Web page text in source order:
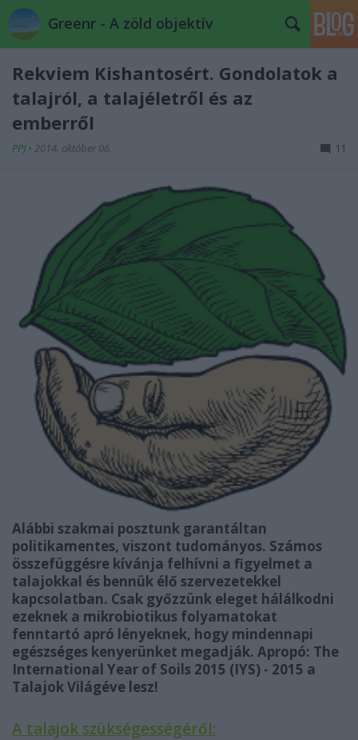
Greenr - A zöld objektív
Rekviem Kishantosért. Gondolatok a
talajról, a talajéletről és az
emberről
PPJ • 2014. október 06. 11
Alábbi szakmai posztunk garantáltan
politikamentes, viszont tudományos. Számos
összefüggésre kívánja felhívni a figyelmet a
talajokkal és bennük élő szervezetekkel
kapcsolatban. Csak győzzünk eleget hálálkodni
ezeknek a mikrobiotikus folyamatokat
fenntartó apró lényeknek, hogy mindennapi
egészséges kenyerünket megadják. Apropó: The
International Year of Soils 2015 (IYS) - 2015 a
Talajok Világéve lesz!
A talajok szükségességéről: